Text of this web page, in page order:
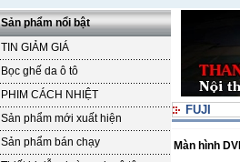
Sản phẩm nổi bật
TIN GIẢM GIÁ
Bọc ghế da ô tô
PHIM CÁCH NHIỆT
Sản phẩm mới xuất hiện
Sản phẩm bán chạy
FUJI
Màn hình